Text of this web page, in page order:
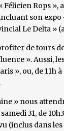
Félicien Rops
son
Le Delta »
de tours
». Aussi,
», ou, de
» nous
31, de
(inclus dans